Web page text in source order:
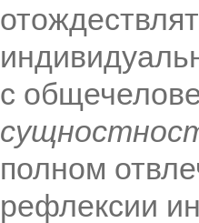
с
полном
рефлексии